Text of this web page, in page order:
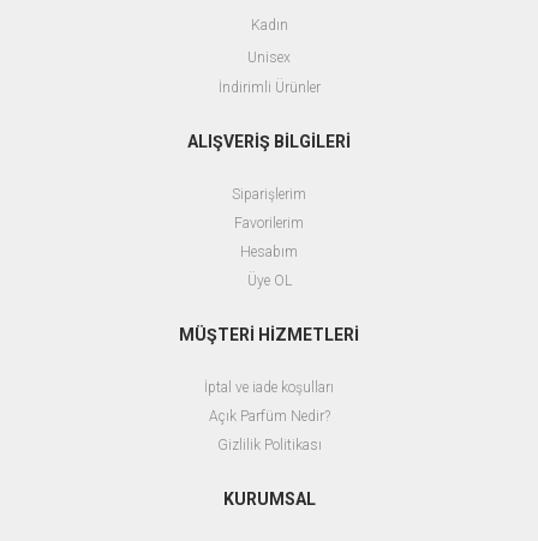
Kadın
Unisex
İndirimli Ürünler
ALIŞVERİŞ BİLGİLERİ
Siparişlerim
Favorilerim
Hesabım
Üye OL
MÜŞTERİ HİZMETLERİ
İptal ve iade koşulları
Açık Parfüm Nedir?
Gizlilik Politikası
KURUMSAL